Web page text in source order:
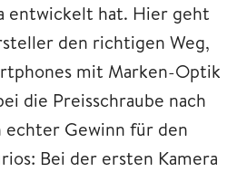
entwickelt hat. Hier geht
den richtigen Weg,
mit Marken-Optik
die Preisschraube nach
echter Gewinn für den
Bei der ersten Kamera